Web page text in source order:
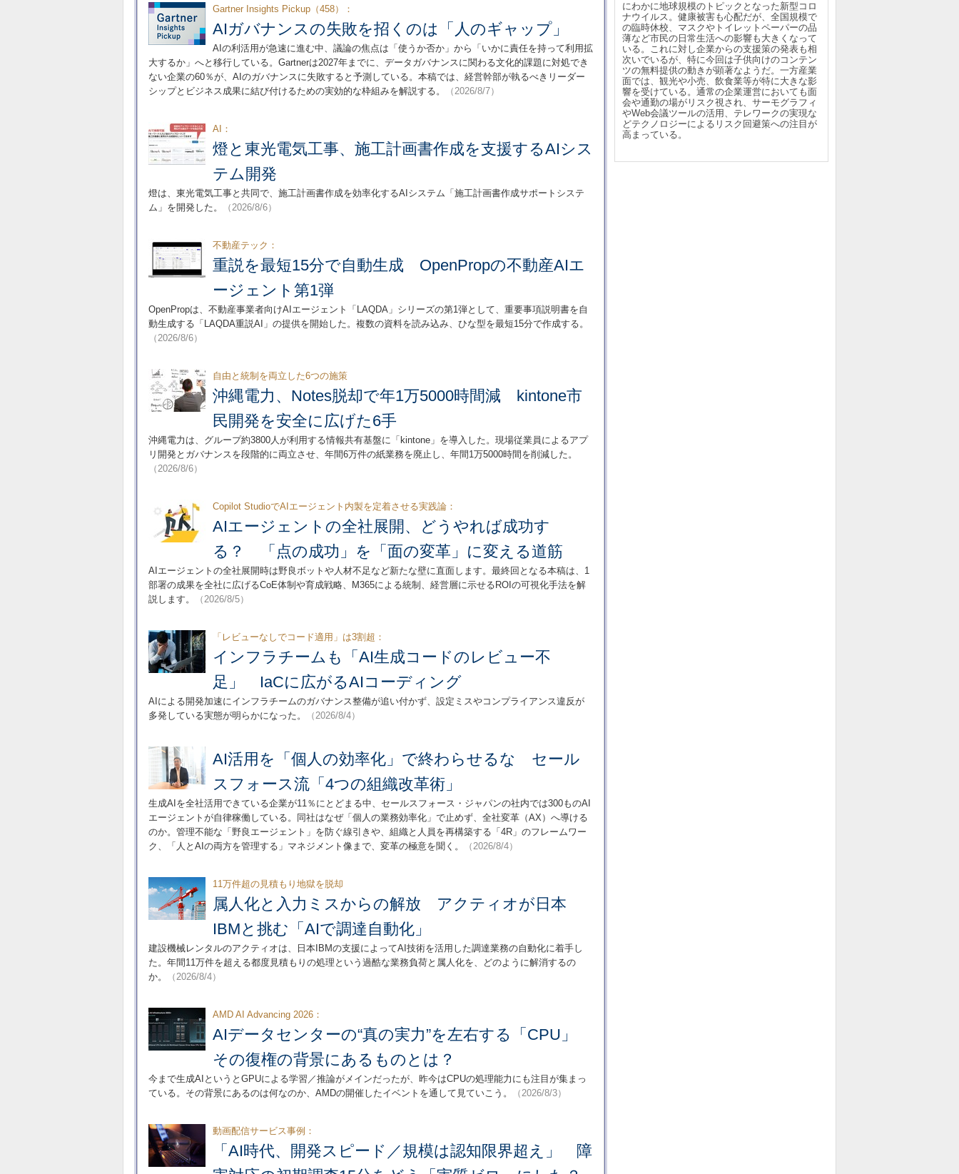
Gartner Insights Pickup（458）：
AIガバナンスの失敗を招くのは「人のギャップ」
AIの利活用が急速に進む中、議論の焦点は「使うか否か」から「いかに責任を持って利用拡
大するか」へと移行している。Gartnerは2027年までに、データガバナンスに関わる文化的課題に対処でき
ない企業の60％が、AIのガバナンスに失敗すると予測している。本稿では、経営幹部が執るべきリーダー
シップとビジネス成果に結び付けるための実効的な枠組みを解説する。
（2026/8/7）
AI：
燈と東光電気工事、施工計画書作成を支援するAIシス
テム開発
燈は、東光電気工事と共同で、施工計画書作成を効率化するAIシステム「施工計画書作成サポートシステ
ム」を開発した。
（2026/8/6）
不動産テック：
重説を最短15分で自動生成 OpenPropの不動産AIエ
ージェント第1弾
OpenPropは、不動産事業者向けAIエージェント「LAQDA」シリーズの第1弾として、重要事項説明書を自
動生成する「LAQDA重説AI」の提供を開始した。複数の資料を読み込み、ひな型を最短15分で作成する。
（2026/8/6）
自由と統制を両立した6つの施策
沖縄電力、Notes脱却で年1万5000時間減 kintone市
民開発を安全に広げた6手
沖縄電力は、グループ約3800人が利用する情報共有基盤に「kintone」を導入した。現場従業員によるアプ
リ開発とガバナンスを段階的に両立させ、年間6万件の紙業務を廃止し、年間1万5000時間を削減した。
（2026/8/6）
Copilot StudioでAIエージェント内製を定着させる実践論：
AIエージェントの全社展開、どうやれば成功す
る？ 「点の成功」を「面の変革」に変える道筋
AIエージェントの全社展開時は野良ボットや人材不足など新たな壁に直面します。最終回となる本稿は、1
部署の成果を全社に広げるCoE体制や育成戦略、M365による統制、経営層に示せるROIの可視化手法を解
説します。
（2026/8/5）
「レビューなしでコード適用」は3割超：
インフラチームも「AI生成コードのレビュー不
足」 IaCに広がるAIコーディング
AIによる開発加速にインフラチームのガバナンス整備が追い付かず、設定ミスやコンプライアンス違反が
多発している実態が明らかになった。
（2026/8/4）
AI活用を「個人の効率化」で終わらせるな セール
スフォース流「4つの組織改革術」
生成AIを全社活用できている企業が11％にとどまる中、セールスフォース・ジャパンの社内では300ものAI
エージェントが自律稼働している。同社はなぜ「個人の業務効率化」で止めず、全社変革（AX）へ導ける
のか。管理不能な「野良エージェント」を防ぐ線引きや、組織と人員を再構築する「4R」のフレームワー
ク、「人とAIの両方を管理する」マネジメント像まで、変革の極意を聞く。
（2026/8/4）
11万件超の見積もり地獄を脱却
属人化と入力ミスからの解放 アクティオが日本
IBMと挑む「AIで調達自動化」
建設機械レンタルのアクティオは、日本IBMの支援によってAI技術を活用した調達業務の自動化に着手し
た。年間11万件を超える都度見積もりの処理という過酷な業務負荷と属人化を、どのように解消するの
か。
（2026/8/4）
AMD AI Advancing 2026：
AIデータセンターの“真の実力”を左右する「CPU」
その復権の背景にあるものとは？
今まで生成AIというとGPUによる学習／推論がメインだったが、昨今はCPUの処理能力にも注目が集まっ
ている。その背景にあるのは何なのか、AMDの開催したイベントを通して見ていこう。
（2026/8/3）
動画配信サービス事例：
「AI時代、開発スピード／規模は認知限界超え」 障
にわかに地球規模のトピックとなった新型コロ
ナウイルス。健康被害も心配だが、全国規模で
の臨時休校、マスクやトイレットペーパーの品
薄など市民の日常生活への影響も大きくなって
いる。これに対し企業からの支援策の発表も相
次いでいるが、特に今回は子供向けのコンテン
ツの無料提供の動きが顕著なようだ。一方産業
面では、観光や小売、飲食業等が特に大きな影
響を受けている。通常の企業運営においても面
会や通勤の場がリスク視され、サーモグラフィ
やWeb会議ツールの活用、テレワークの実現な
どテクノロジーによるリスク回避策への注目が
高まっている。